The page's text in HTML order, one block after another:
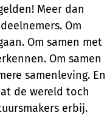
Meer dan
Om
Om samen met
Om samen
samenleving. En
de wereld toch
erbij.